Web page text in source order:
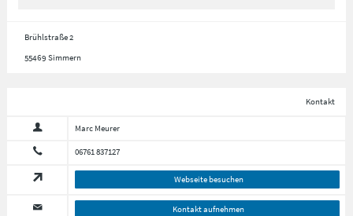
Brühlstraße 2
55469 Simmern
Kontakt
Marc Meurer
06761 837127
Webseite besuchen
Kontakt aufnehmen